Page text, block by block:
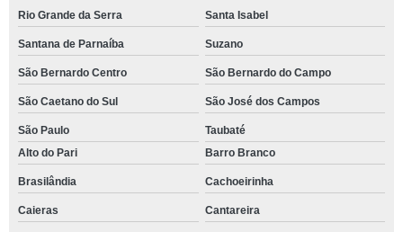
Rio Grande da Serra Santa Isabel
Santana de Parnaíba Suzano
São Bernardo Centro São Bernardo do Campo
São Caetano do Sul São José dos Campos
São Paulo
Taubaté
Alto do Pari
Barro Branco
Brasilândia Cachoeirinha
Caieras Cantareira